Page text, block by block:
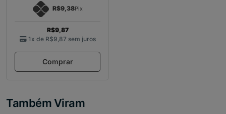
R$9,38Pix
R$9,87
1x de R$9,87 sem juros
Comprar
Também Viram